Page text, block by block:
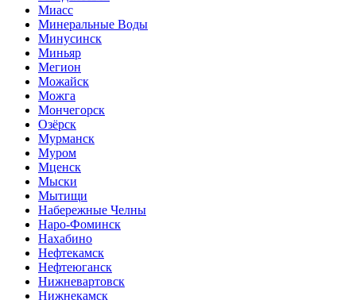
Миасс
Минеральные Воды
Минусинск
Миньяр
Мегион
Можайск
Можга
Мончегорск
Озёрск
Мурманск
Муром
Мценск
Мыски
Мытищи
Набережные Челны
Наро-Фоминск
Нахабино
Нефтекамск
Нефтеюганск
Нижневартовск
Нижнекамск